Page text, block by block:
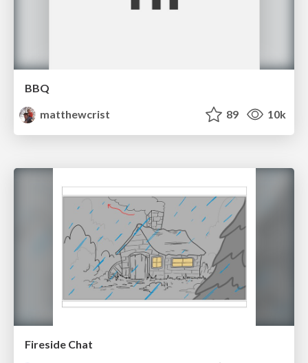
BBQ
matthewcrist
89 10k
Fireside Chat